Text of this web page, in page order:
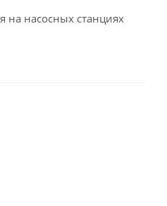
на насосных станциях